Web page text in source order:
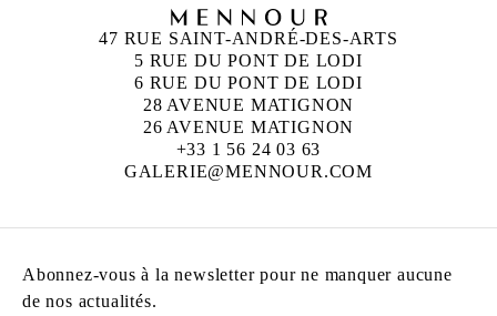
47 RUE SAINT-ANDRÉ-DES-ARTS
5 RUE DU PONT DE LODI
6 RUE DU PONT DE LODI
28 AVENUE MATIGNON
26 AVENUE MATIGNON
+33 1 56 24 03 63
GALERIE@MENNOUR.COM
Abonnez-vous à la newsletter pour ne manquer aucune
de nos actualités.